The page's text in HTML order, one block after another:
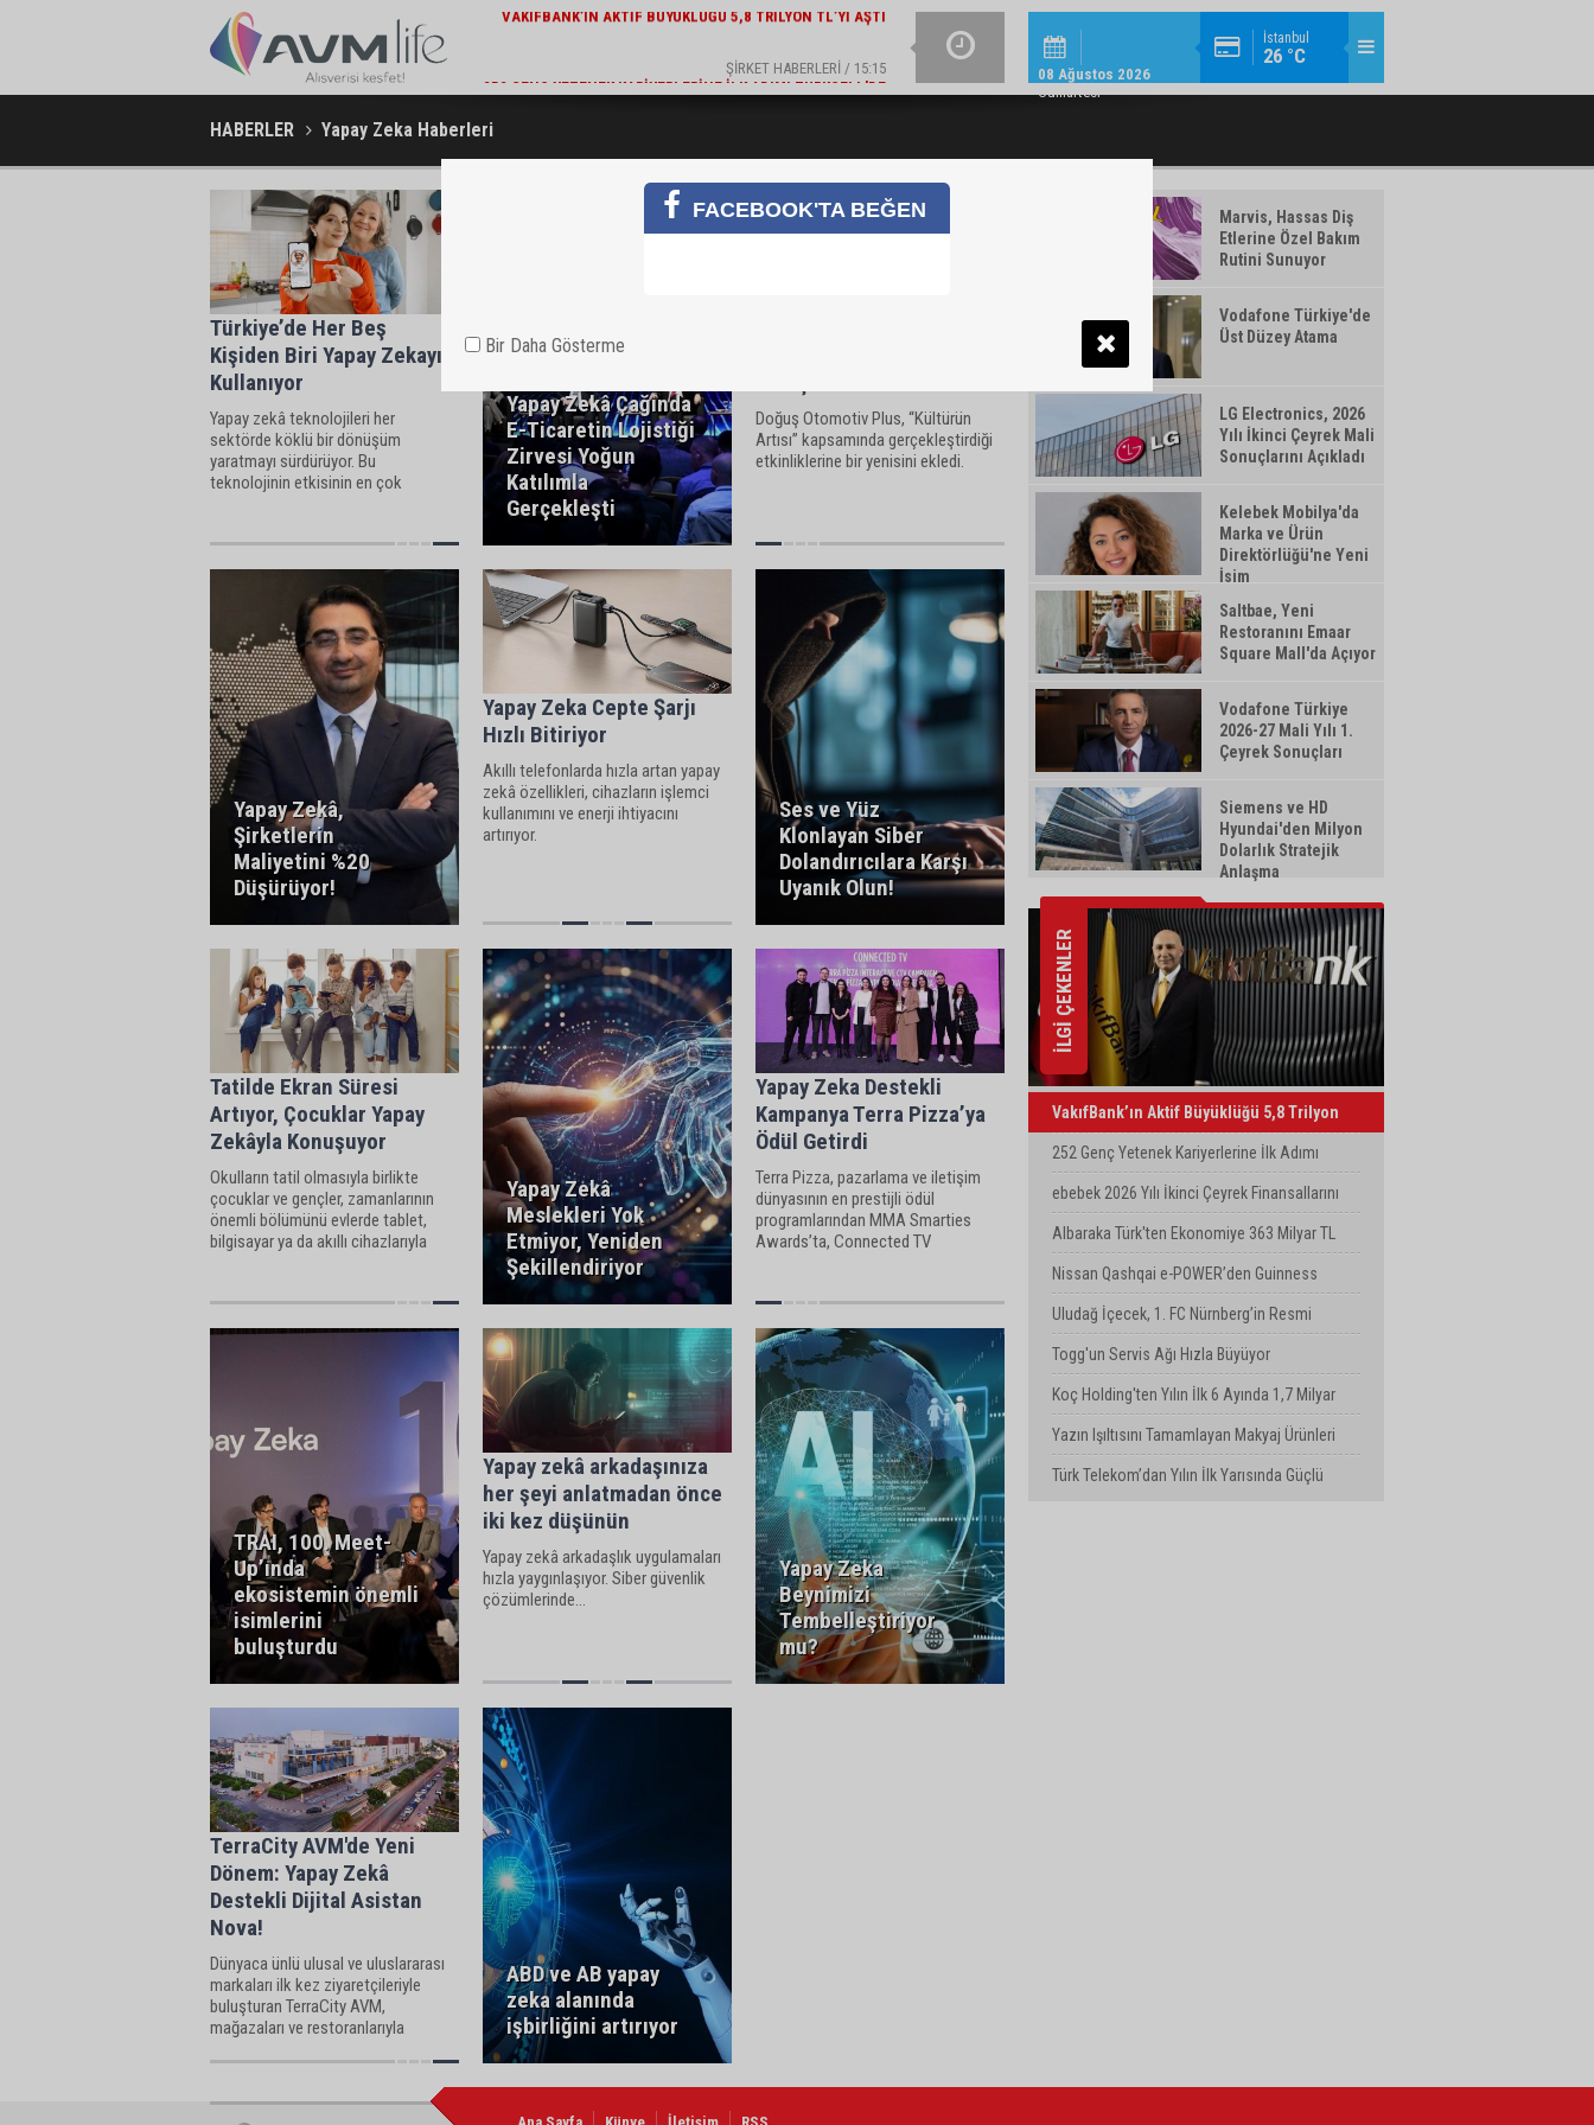
İstanbul
26 °C
08 Ağustos 2026
Cumartesi
EKONOMI / 10:14
VAKIFBANK’IN AKTIF BÜYÜKLÜĞÜ 5,8 TRILYON TL’YI AŞTI
252 GENÇ YETENEK KARIYERLERINE İLK ADIMI TURKCELL’DE
ATTI
EKONOMI / 14:22
ALBARAKA TÜRK'TEN EKONOMIYE 363 MILYAR TL FINANSMAN
EBEBEK 2026 YILI İKINCI ÇEYREK
HABERLER Yapay Zeka Haberleri
Türkiye’de Her Beş
Kişiden Biri Yapay Zekayı
Kullanıyor
Yapay zekâ teknolojileri her
sektörde köklü bir dönüşüm
yaratmayı sürdürüyor. Bu
teknolojinin etkisinin en çok
Yapay Zekâ Çağında
E-Ticaretin Lojistiği
Zirvesi Yoğun
Katılımla
Gerçekleşti
Doğuş Otomotiv Plus, “Kültürün
Artısı” kapsamında gerçekleştirdiği
etkinliklerine bir yenisini ekledi.
Yapay Zekâ,
Şirketlerin
Maliyetini %20
Düşürüyor!
Yapay Zeka Cepte Şarjı
Hızlı Bitiriyor
Akıllı telefonlarda hızla artan yapay
zekâ özellikleri, cihazların işlemci
kullanımını ve enerji ihtiyacını
artırıyor.
Ses ve Yüz
Klonlayan Siber
Dolandırıcılara Karşı
Uyanık Olun!
Tatilde Ekran Süresi
Artıyor, Çocuklar Yapay
Zekâyla Konuşuyor
Okulların tatil olmasıyla birlikte
çocuklar ve gençler, zamanlarının
önemli bölümünü evlerde tablet,
bilgisayar ya da akıllı cihazlarıyla
Yapay Zekâ
Meslekleri Yok
Etmiyor, Yeniden
Şekillendiriyor
Yapay Zeka Destekli
Kampanya Terra Pizza’ya
Ödül Getirdi
Terra Pizza, pazarlama ve iletişim
dünyasının en prestijli ödül
programlarından MMA Smarties
Awards’ta, Connected TV
TRAI, 100. Meet-
Up’ında
ekosistemin önemli
isimlerini
buluşturdu
Yapay zekâ arkadaşınıza
her şeyi anlatmadan önce
iki kez düşünün
Yapay zekâ arkadaşlık uygulamaları
hızla yaygınlaşıyor. Siber güvenlik
çözümlerinde...
Yapay Zeka
Beynimizi
Tembelleştiriyor
mu?
TerraCity AVM'de Yeni
Dönem: Yapay Zekâ
Destekli Dijital Asistan
Nova!
Dünyaca ünlü ulusal ve uluslararası
markaları ilk kez ziyaretçileriyle
buluşturan TerraCity AVM,
mağazaları ve restoranlarıyla
merkezi haline geldi.
ABD ve AB yapay
zeka alanında
işbirliğini artırıyor
Marvis, Hassas Diş
Etlerine Özel Bakım
Rutini Sunuyor
Vodafone Türkiye'de
Üst Düzey Atama
LG Electronics, 2026
Yılı İkinci Çeyrek Mali
Sonuçlarını Açıkladı
Kelebek Mobilya'da
Marka ve Ürün
Direktörlüğü'ne Yeni
İsim
Saltbae, Yeni
Restoranını Emaar
Square Mall'da Açıyor
Vodafone Türkiye
2026-27 Mali Yılı 1.
Çeyrek Sonuçları
Siemens ve HD
Hyundai'den Milyon
Dolarlık Stratejik
Anlaşma
İLGİ ÇEKENLER
VakıfBank’ın Aktif Büyüklüğü 5,8 Trilyon
TL’yi Aştı
252 Genç Yetenek Kariyerlerine İlk Adımı
Turkcell’de Attı
ebebek 2026 Yılı İkinci Çeyrek Finansallarını
Açıkladı
Albaraka Türk'ten Ekonomiye 363 Milyar TL
Finansman Desteği
Nissan Qashqai e-POWER’den Guinness
Dünya Rekoru: Tek Depoyla 1980 km
Uludağ İçecek, 1. FC Nürnberg’in Resmi
Sponsoru Oldu
Togg'un Servis Ağı Hızla Büyüyor
Koç Holding'ten Yılın İlk 6 Ayında 1,7 Milyar
Dolarlık Kombine Yatırım
Yazın Işıltısını Tamamlayan Makyaj Ürünleri
Watsons Türkiye'de!
Türk Telekom’dan Yılın İlk Yarısında Güçlü
FACEBOOK'TA BEĞEN
Bir Daha Gösterme